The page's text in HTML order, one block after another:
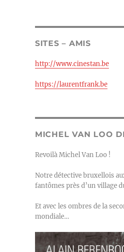
SITES – AMIS
http://www.cinestan.be
https://laurentfrank.be
MICHEL VAN LOO
Revoilà Michel Van Loo !
Notre détective bruxellois
fantômes près d’un village
Et avec les ombres de la
mondiale…